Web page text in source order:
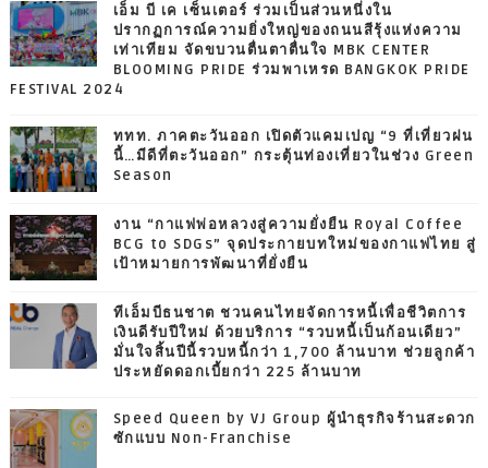
เอ็ม บี เค เซ็นเตอร์ ร่วมเป็นส่วนหนึ่งใน
ปรากฏการณ์ความยิ่งใหญ่ของถนนสีรุ้งแห่งความ
เท่าเทียม จัดขบวนตื่นตาตื่นใจ MBK CENTER
BLOOMING PRIDE ร่วมพาเหรด BANGKOK PRIDE
FESTIVAL 2024
ททท. ภาคตะวันออก เปิดตัวแคมเปญ “9 ที่เที่ยวฝน
นี้…มีดีที่ตะวันออก” กระตุ้นท่องเที่ยวในช่วง Green
Season
งาน “กาแฟพ่อหลวงสู่ความยั่งยืน Royal Coffee
BCG to SDGs” จุดประกายบทใหม่ของกาแฟไทย สู่
เป้าหมายการพัฒนาที่ยั่งยืน
ทีเอ็มบีธนชาต ชวนคนไทยจัดการหนี้เพื่อชีวิตการ
เงินดีรับปีใหม่ ด้วยบริการ “รวบหนี้เป็นก้อนเดียว”
มั่นใจสิ้นปีนี้รวบหนี้กว่า 1,700 ล้านบาท ช่วยลูกค้า
ประหยัดดอกเบี้ยกว่า 225 ล้านบาท
Speed Queen by VJ Group ผู้นำธุรกิจร้านสะดวก
ซักแบบ Non-Franchise